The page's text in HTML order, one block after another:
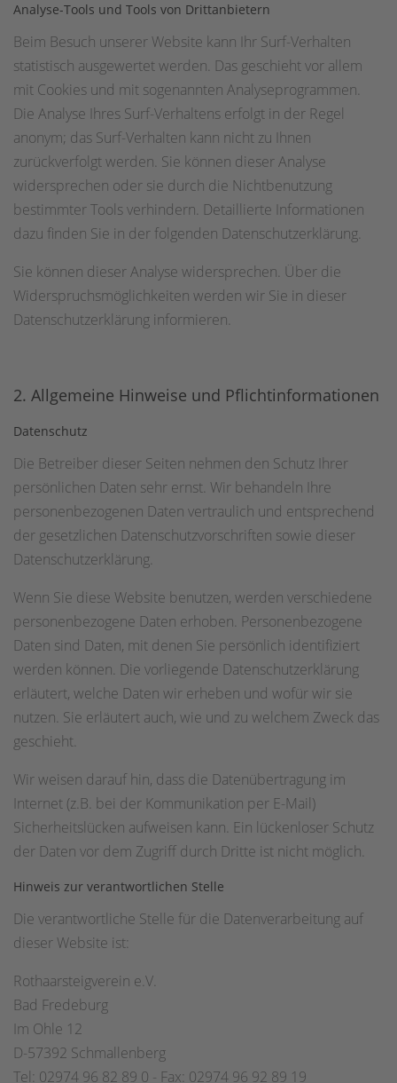
Analyse-Tools und Tools von Drittanbietern
Beim Besuch unserer Website kann Ihr Surf-Verhalten
statistisch ausgewertet werden. Das geschieht vor allem
mit Cookies und mit sogenannten Analyseprogrammen.
Die Analyse Ihres Surf-Verhaltens erfolgt in der Regel
anonym; das Surf-Verhalten kann nicht zu Ihnen
zurückverfolgt werden. Sie können dieser Analyse
widersprechen oder sie durch die Nichtbenutzung
bestimmter Tools verhindern. Detaillierte Informationen
dazu finden Sie in der folgenden Datenschutzerklärung.
Sie können dieser Analyse widersprechen. Über die
Widerspruchsmöglichkeiten werden wir Sie in dieser
Datenschutzerklärung informieren.
2. Allgemeine Hinweise und Pflichtinformationen
Datenschutz
Die Betreiber dieser Seiten nehmen den Schutz Ihrer
persönlichen Daten sehr ernst. Wir behandeln Ihre
personenbezogenen Daten vertraulich und entsprechend
der gesetzlichen Datenschutzvorschriften sowie dieser
Datenschutzerklärung.
Wenn Sie diese Website benutzen, werden verschiedene
personenbezogene Daten erhoben. Personenbezogene
Daten sind Daten, mit denen Sie persönlich identifiziert
werden können. Die vorliegende Datenschutzerklärung
erläutert, welche Daten wir erheben und wofür wir sie
nutzen. Sie erläutert auch, wie und zu welchem Zweck das
geschieht.
Wir weisen darauf hin, dass die Datenübertragung im
Internet (z.B. bei der Kommunikation per E-Mail)
Sicherheitslücken aufweisen kann. Ein lückenloser Schutz
der Daten vor dem Zugriff durch Dritte ist nicht möglich.
Hinweis zur verantwortlichen Stelle
Die verantwortliche Stelle für die Datenverarbeitung auf
dieser Website ist:
Rothaarsteigverein e.V.
Bad Fredeburg
Im Ohle 12
D-57392 Schmallenberg
Tel: 02974 96 82 89 0 - Fax: 02974 96 92 89 19